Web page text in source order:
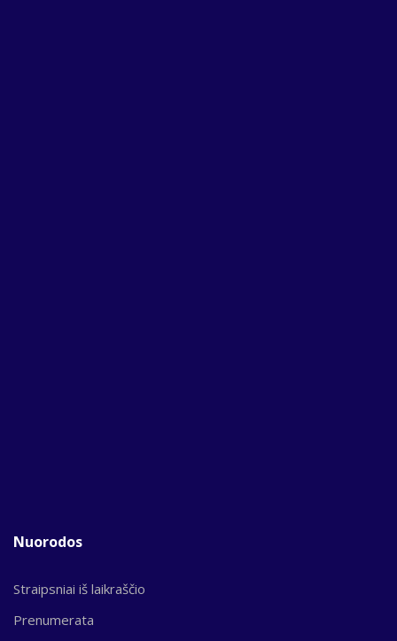
Nuorodos
Straipsniai iš laikraščio
Prenumerata